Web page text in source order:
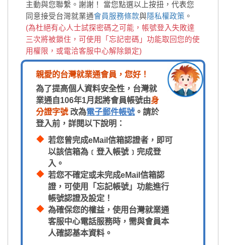
主動與您聯繫。謝謝！
當您點選以上按扭，代表您
同意接受台灣就業通會員服務條款與隱私權政策 。
(為杜絕有心人士試探密碼之可能，帳號登入失敗達
三次將被鎖住，可使用「忘記密碼」功能取回您的使
用權限，或電洽客服中心解除鎖定)
親愛的台灣就業通會員，您好！
為了提高個人資料安全性，台灣就
業通自106年1月起將會員帳號由身
分證字號改為電子郵件帳號 。請於
登入前，詳閱以下說明：
若您曾完成eMail信箱認證者，即可
以該信箱為﹝登入帳號﹞完成登
入。
若您不確定或未完成eMail信箱認
證，可使用「忘記帳號」功能進行
帳號認證及設定！
為確保您的權益，使用台灣就業通
客服中心電話服務時，需與會員本
人確認基本資料。